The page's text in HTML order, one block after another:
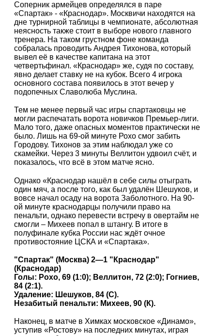
Соперник армейцев определялся в паре
«Спартак» - «Краснодар». Москвичи находятся на
дне турнирной таблицы в чемпионате, абсолютная
неясность также стоит в выборе нового главного
тренера. На таком грустном фоне команда
собралась проводить Андрея Тихонова, который
вывел её в качестве капитана на этот
четвертьфинал. «Краснодар» же, судя по составу,
явно делает ставку не на кубок. Всего 4 игрока
основного состава появилось в этот вечер у
подопечных Славолюба Муслина.
Тем не менее первый час игры спартаковцы не
могли распечатать ворота новичков Премьер-лиги.
Мало того, даже опасных моментов практически не
было. Лишь на 69-ой минуте Рохо смог забить
Городову. Тихонов за этим наблюдал уже со
скамейки. Через 3 минуты Веллитон удвоил счёт, и
показалось, что всё в этом матче ясно.
Однако «Краснодар нашёл в себе силы отыграть
один мяч, а после того, как был удалён Шешуков, и
вовсе начал осаду на ворота Заболотного. На 90-
ой минуте краснодарцы получили право на
пенальти, однако перевести встречу в овертайм не
смогли – Михеев попал в штангу. В итоге в
полуфинале кубка России нас ждёт очное
противостояние ЦСКА и «Спартака».
"Спартак" (Москва) 2—1 "Краснодар"
(Краснодар)
Голы: Рохо, 69 (1:0); Веллитон, 72 (2:0); Гогниев,
84 (2:1).
Удаление: Шешуков, 84 (C).
Незабитый пенальти: Михеев, 90 (К).
Наконец, в матче в Химках московское «Динамо»,
уступив «Ростову» на последних минутах, играя